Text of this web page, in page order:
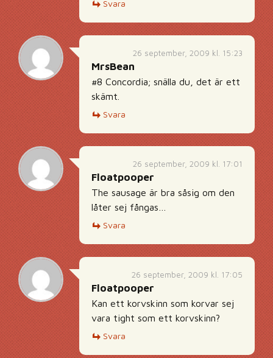
Svara
26 september, 2009 kl. 15:23
MrsBean
#8 Concordia; snälla du, det är ett
skämt.
Svara
26 september, 2009 kl. 17:01
Floatpooper
The sausage är bra såsig om den
låter sej fångas…
Svara
26 september, 2009 kl. 17:05
Floatpooper
Kan ett korvskinn som korvar sej
vara tight som ett korvskinn?
Svara